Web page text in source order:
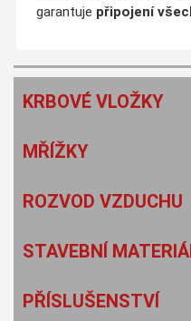
garantuje připojení
KRBOVÉ VLOŽKY
MŘÍŽKY
ROZVOD VZDUCHU
STAVEBNÍ
PŘÍSLUŠENSTVÍ